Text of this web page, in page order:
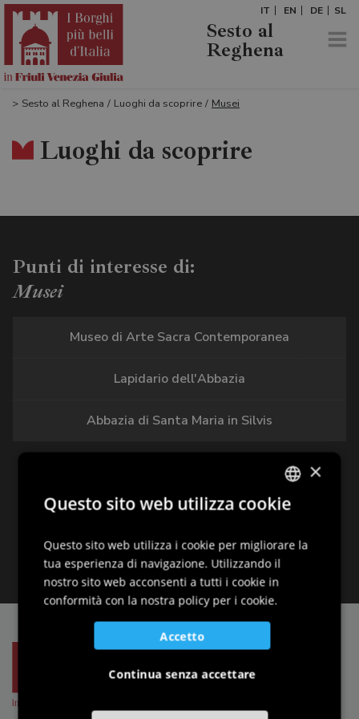
IT EN DE SL
Sesto al
Reghena
> Sesto al Reghena / Luoghi da scoprire / Musei
Luoghi da scoprire
Punti di interesse di:
Musei
Museo di Arte Sacra Contemporanea
Lapidario dell'Abbazia
Abbazia di Santa Maria in Silvis
ENGLISH
GERMAN
SLOVENIAN
×
Questo sito web utilizza cookie
Questo sito web utilizza i cookie per migliorare la
tua esperienza di navigazione. Utilizzando il
nostro sito web acconsenti a tutti i cookie in
conformità con la nostra policy per i cookie.
Accetto
Continua senza accettare